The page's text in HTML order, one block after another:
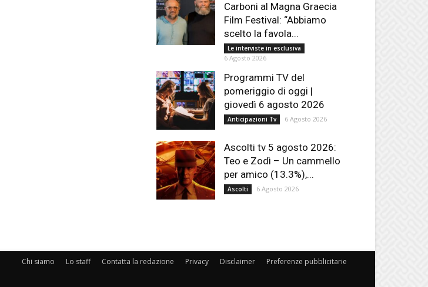
Carboni al Magna Graecia
Film Festival: “Abbiamo
scelto la favola...
Le interviste in esclusiva
6 Agosto 2026
Programmi TV del
pomeriggio di oggi |
giovedì 6 agosto 2026
Anticipazioni Tv 6 Agosto 2026
Ascolti tv 5 agosto 2026:
Teo e Zodì – Un cammello
per amico (13.3%),...
Ascolti 6 Agosto 2026
Chi siamo Lo staff Contatta la redazione Privacy Disclaimer Preferenze pubblicitarie